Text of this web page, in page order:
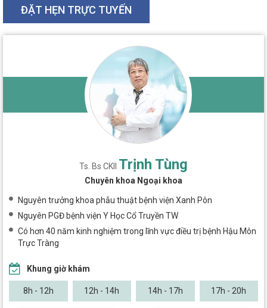
ĐẶT HẸN TRỰC TUYẾN
Ts. Bs CKII Trịnh Tùng
Chuyên khoa Ngoại khoa
Nguyên trưởng khoa phẫu thuật bệnh viện Xanh Pôn
Nguyên PGĐ bệnh viện Y Học Cổ Truyền TW
Có hơn 40 năm kinh nghiệm trong lĩnh vực điều trị bệnh Hậu Môn
Trực Tràng
Khung giờ khám
8h - 12h 12h - 14h 14h - 17h 17h - 20h